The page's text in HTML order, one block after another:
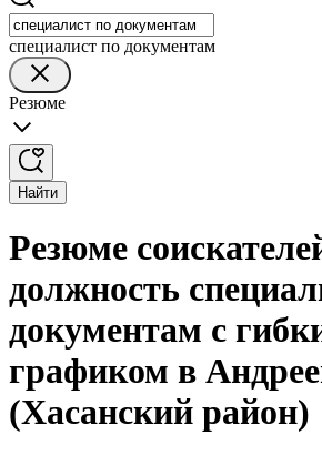
специалист по документам
Резюме
Найти
Резюме
должность
документам с
графиком в
(Хасанский район)